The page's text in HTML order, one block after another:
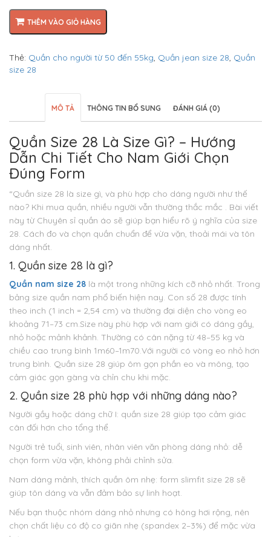
THÊM VÀO GIỎ HÀNG
Thẻ: Quần cho người từ 50 đến 55kg, Quần jean size 28, Quần
size 28
MÔ TẢ THÔNG TIN BỔ SUNG ĐÁNH GIÁ (0)
Quần Size 28 Là Size Gì? – Hướng
Dẫn Chi Tiết Cho Nam Giới Chọn
Đúng Form
“Quần size 28 là size gì, và phù hợp cho dáng người như thế
nào? Khi mua quần, nhiều người vẫn thường thắc mắc . Bài viết
này từ Chuyên sỉ quần áo sẽ giúp bạn hiểu rõ ý nghĩa của size
28. Cách đo và chọn quần chuẩn để vừa vặn, thoải mái và tôn
dáng nhất.
1. Quần size 28 là gì?
Quần nam size 28 là một trong những kích cỡ nhỏ nhất. Trong
bảng size quần nam phổ biến hiện nay. Con số 28 được tính
theo inch (1 inch = 2,54 cm) và thường đại diện cho vòng eo
khoảng 71–73 cm.Size này phù hợp với nam giới có dáng gầy,
nhỏ hoặc mảnh khảnh. Thường có cân nặng từ 48–55 kg và
chiều cao trung bình 1m60–1m70.Với người có vòng eo nhỏ hơn
trung bình. Quần size 28 giúp ôm gọn phần eo và mông, tạo
cảm giác gọn gàng và chỉn chu khi mặc.
2. Quần size 28 phù hợp với những dáng nào?
Người gầy hoặc dáng chữ I: quần size 28 giúp tạo cảm giác
cân đối hơn cho tổng thể.
Người trẻ tuổi, sinh viên, nhân viên văn phòng dáng nhỏ: dễ
chọn form vừa vặn, không phải chỉnh sửa.
Nam dáng mảnh, thích quần ôm nhẹ: form slimfit size 28 sẽ
giúp tôn dáng và vẫn đảm bảo sự linh hoạt.
Nếu bạn thuộc nhóm dáng nhỏ nhưng có hông hơi rộng, nên
chọn chất liệu có độ co giãn nhẹ (spandex 2–3%) để mặc vừa